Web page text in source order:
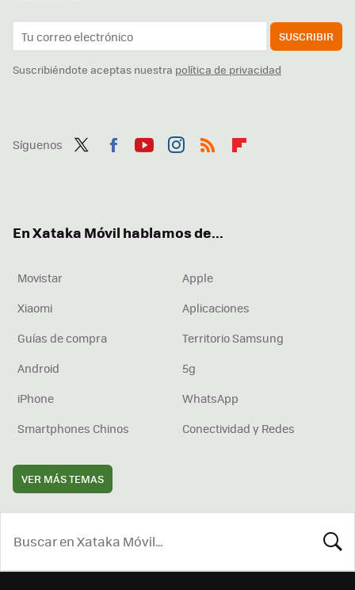
SUSCRIBIR
Suscribiéndote aceptas nuestra política de privacidad
Síguenos
En Xataka Móvil hablamos de...
Movistar
Apple
Xiaomi
Aplicaciones
Guías de compra
Territorio Samsung
Android
5g
iPhone
WhatsApp
Smartphones Chinos
Conectividad y Redes
VER MÁS TEMAS